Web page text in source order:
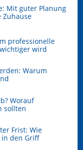
Mit guter Planung
professionelle
wird
Warum
Worauf
sollten
Frist: Wie
in den Griff